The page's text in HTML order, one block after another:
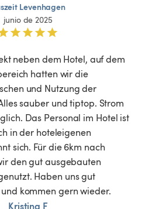
Levenhagen
junio de 2025
neben dem Hotel, auf dem
hatten wir die
und Nutzung der
sauber und tiptop. Strom
Das Personal im Hotel ist
in der hoteleigenen
sich. Für die 6km nach
den gut ausgebauten
Haben uns gut
kommen gern wieder.
Kristina F